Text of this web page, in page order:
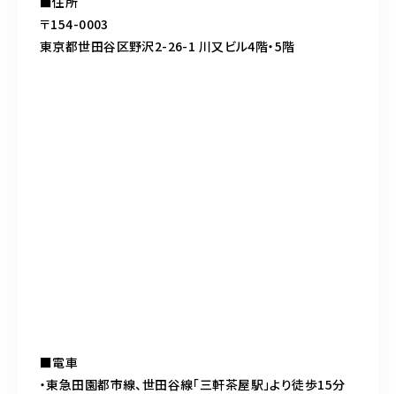
〒154-0003
東京都世田谷区野沢2-26-1 川又ビル4階・5階
■電車
・東急田園都市線、世田谷線「三軒茶屋駅」より徒歩15分